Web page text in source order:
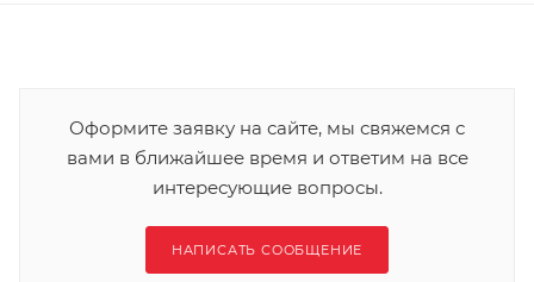
Оформите заявку на сайте, мы свяжемся с
вами в ближайшее время и ответим на все
интересующие вопросы.
НАПИСАТЬ СООБЩЕНИЕ